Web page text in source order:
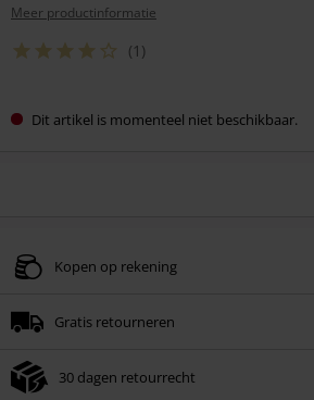
Meer productinformatie
(1)
Dit artikel is momenteel niet beschikbaar.
Kopen op rekening
Gratis retourneren
30 dagen retourrecht